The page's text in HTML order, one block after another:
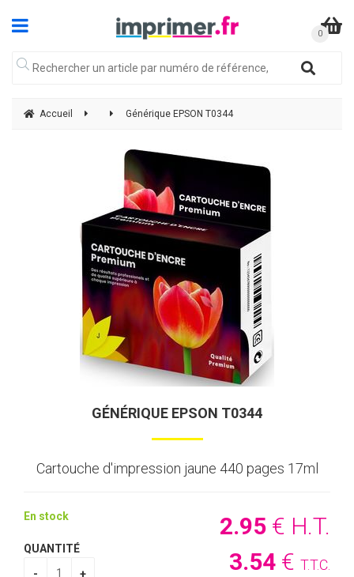
Accueil Générique EPSON T0344
GÉNÉRIQUE EPSON T0344
Cartouche d'impression jaune 440 pages 17ml
2.95 € H.T.
3.54 € T.T.C.
En stock
QUANTITÉ